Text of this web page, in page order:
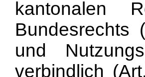
kantonalen
Bundesrechts
und
verbindlich